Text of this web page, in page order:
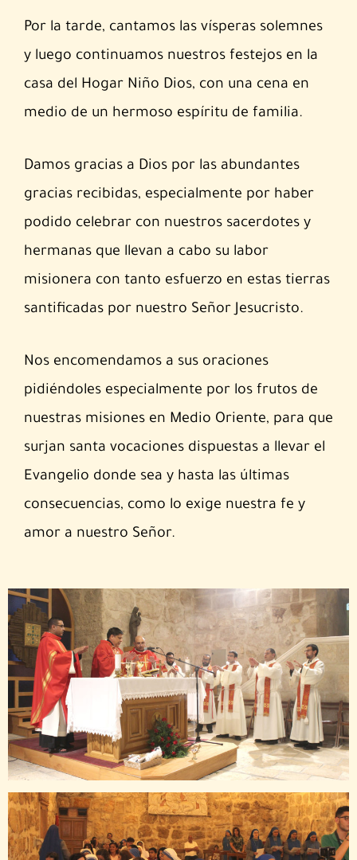
Por la tarde, cantamos las vísperas solemnes
y luego continuamos nuestros festejos en la
casa del Hogar Niño Dios, con una cena en
medio de un hermoso espíritu de familia.
Damos gracias a Dios por las abundantes
gracias recibidas, especialmente por haber
podido celebrar con nuestros sacerdotes y
hermanas que llevan a cabo su labor
misionera con tanto esfuerzo en estas tierras
santificadas por nuestro Señor Jesucristo.
Nos encomendamos a sus oraciones
pidiéndoles especialmente por los frutos de
nuestras misiones en Medio Oriente, para que
surjan santa vocaciones dispuestas a llevar el
Evangelio donde sea y hasta las últimas
consecuencias, como lo exige nuestra fe y
amor a nuestro Señor.